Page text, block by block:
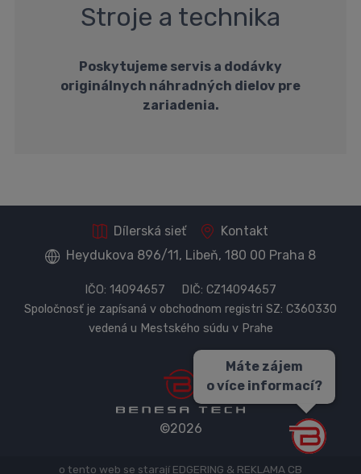
Stroje a technika
Poskytujeme servis a dodávky
originálnych náhradných dielov pre
zariadenia.
Dílerská sieť
Kontakt
Heydukova 896/11, Libeň, 180 00 Praha 8
IČO: 14094657 DIČ: CZ14094657
Spoločnosť je zapísaná v obchodnom registri SZ: C360330
vedená u Mestského súdu v Prahe
©2026
o tento web se starají EDGERING & REKLAMA CB
Máte zájem
o více informací?
B